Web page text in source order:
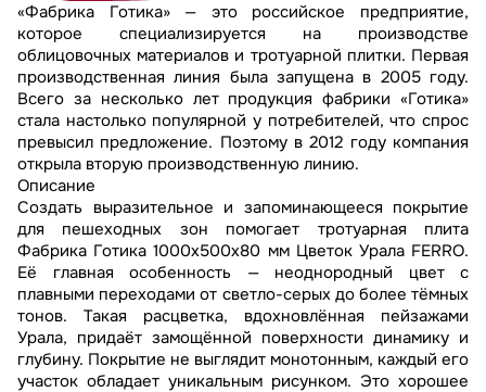
«Фабрика Готика» — это российское предприятие,
которое специализируется на производстве
облицовочных материалов и тротуарной плитки. Первая
производственная линия была запущена в 2005 году.
Всего за несколько лет продукция фабрики «Готика»
стала настолько популярной у потребителей, что спрос
превысил предложение. Поэтому в 2012 году компания
открыла вторую производственную линию.
Описание
Создать выразительное и запоминающееся покрытие
для пешеходных зон помогает тротуарная плита
Фабрика Готика 1000x500x80 мм Цветок Урала FERRO.
Её главная особенность — неоднородный цвет с
плавными переходами от светло-серых до более тёмных
тонов. Такая расцветка, вдохновлённая пейзажами
Урала, придаёт замощённой поверхности динамику и
глубину. Покрытие не выглядит монотонным, каждый его
участок обладает уникальным рисунком. Это хорошее